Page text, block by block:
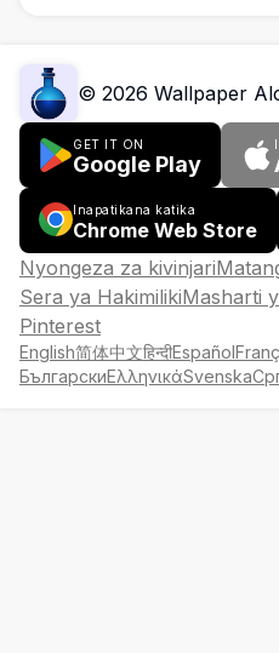
© 2026 Wallpaper
GET IT ON
Google Play
Inapatikana katika
Chrome Web Store
Nyongeza za kivinjari
Sera ya HakimilikiMasharti
Pinterest
English简体中文हिन्दीEspañol
БългарскиΕλληνικάSvenska